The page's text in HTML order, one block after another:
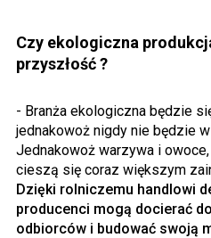
Czy ekologiczna
przyszłość ?
- Branża ekologiczna będzie
jednakowoż nigdy nie będzie
Jednakowoż warzywa i
cieszą się coraz większym
Dzięki rolniczemu handlowi
producenci mogą docierać
odbiorców i budować swoją